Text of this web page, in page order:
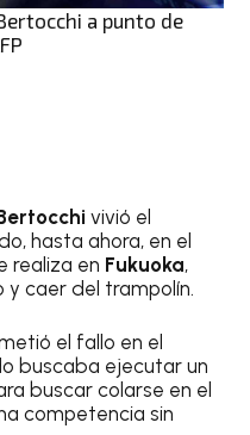
a punto de
vivió el
hasta ahora, en el
realiza en Fukuoka,
y caer del trampolín.
el fallo en el
buscaba ejecutar un
buscar colarse en el
competencia sin